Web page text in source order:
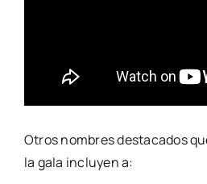
Otros nombres destacados
la gala incluyen a: